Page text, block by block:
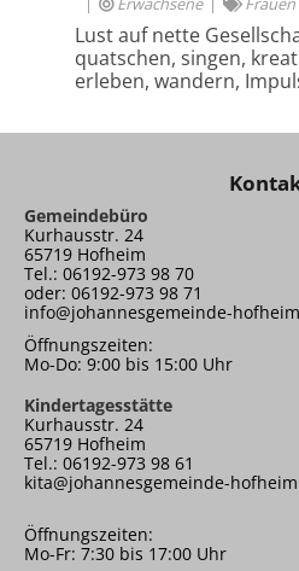
Lust auf nette
quatschen, singen,
erleben, wandern,
Gemeindebüro
Kurhausstr. 24
65719 Hofheim
Tel.: 06192-973 98 70
oder: 06192-973 98 71
info@johannesgemeinde-
Öffnungszeiten:
Mo-Do: 9:00 bis 15:00 Uhr
Kindertagesstätte
Kurhausstr. 24
65719 Hofheim
Tel.: 06192-973 98 61
kita@johannesgemeinde-
Öffnungszeiten:
Mo-Fr: 7:30 bis 17:00 Uhr